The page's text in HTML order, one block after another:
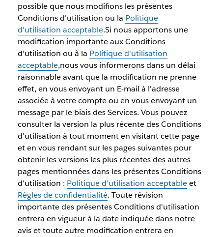
possible que nous modifions les présentes
Conditions d'utilisation ou la Politique
d'utilisation acceptable.Si nous apportons une
modification importante aux Conditions
d'utilisation ou à la Politique d'utilisation
acceptable,nous vous informerons dans un délai
raisonnable avant que la modification ne prenne
effet, en vous envoyant un E-mail à l'adresse
associée à votre compte ou en vous envoyant un
message par le biais des Services. Vous pouvez
consulter la version la plus récente des Conditions
d'utilisation à tout moment en visitant cette page
et en vous rendant sur les pages suivantes pour
obtenir les versions les plus récentes des autres
pages mentionnées dans les présentes Conditions
d'utilisation : Politique d'utilisation acceptableet
Règles de confidentialité. Toute révision
importante des présentes Conditions d'utilisation
entrera en vigueur à la date indiquée dans notre
avis et toute autre modification entrera en